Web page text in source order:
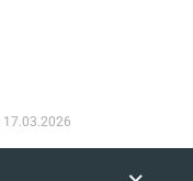
17.03.2026